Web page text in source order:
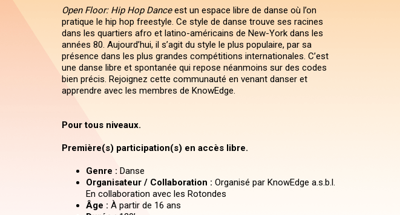
Open Floor: Hip Hop Danceest un espace libre de danse où l’on
pratique le hip hop freestyle. Ce style de danse trouve ses racines
dans les quartiers afro et latino-américains de New-York dans les
années 80. Aujourd’hui, il s’agit du style le plus populaire, par sa
présence dans les plus grandes compétitions internationales. C’est
une danse libre et spontanée qui repose néanmoins sur des codes
bien précis. Rejoignez cette communauté en venant danser et
apprendre avec les membres de KnowEdge.
Pour tous niveaux.
Première(s) participation(s) en accès libre.
Genre : Danse
Organisateur / Collaboration : Organisé par KnowEdge a.s.b.l.
En collaboration avec les Rotondes
Âge : À partir de 16 ans